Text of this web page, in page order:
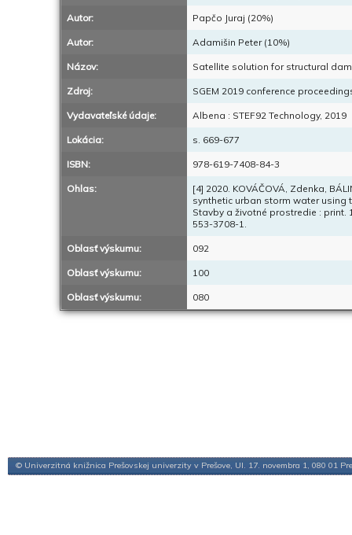
Autor: Papčo Juraj (20%)
Autor: Adamišin Peter (10%)
Názov: Satellite solution for structural
Zdroj: SGEM 2019 conference
Vydavateľské údaje: Albena : STEF92 Technology, 2019
Lokácia: s. 669-677
ISBN: 978-619-7408-84-3
Ohlas:
[4] 2020. KOVÁČOVÁ, Zdenka,
synthetic urban storm water
Stavby a životné prostredie : print.
553-3708-1.
Oblasť výskumu: 092
Oblasť výskumu: 100
Oblasť výskumu: 080
© Univerzitná knižnica Prešovskej univerzity v Prešove, Ul. 17. novembra 1, 080 01